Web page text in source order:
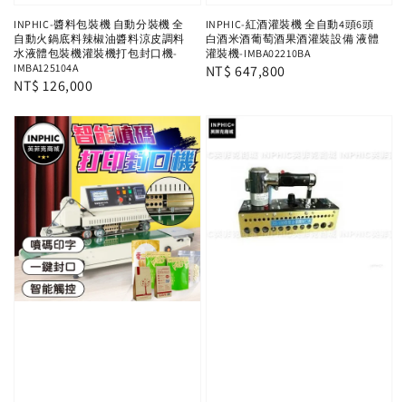
INPHIC-醬料包裝機 自動分裝機 全
自動火鍋底料辣椒油醬料涼皮調料
水液體包裝機灌裝機打包封口機-
IMBA125104A
Regular
NT$ 126,000
INPHIC-紅酒灌裝機 全自動4頭6頭
白酒米酒葡萄酒果酒灌裝設備 液體
灌裝機-IMBA02210BA
Regular
NT$ 647,800